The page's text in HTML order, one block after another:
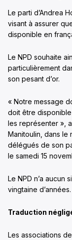
Le parti d’Andrea
visant à assurer
disponible en
Le NPD souhaite
particulièrement
son pesant d’or.
« Notre message
doit être
les représenter »,
Manitoulin, dans
délégués de son
le samedi 15
Le NPD n’a aucun
vingtaine d’années.
Traduction
Les associations